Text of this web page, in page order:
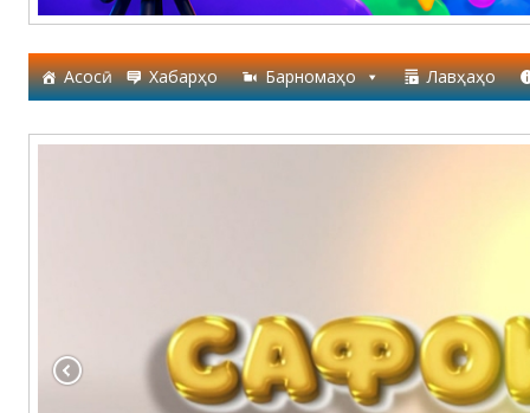
Асосӣ Хабарҳо Барномаҳо Лавҳаҳо